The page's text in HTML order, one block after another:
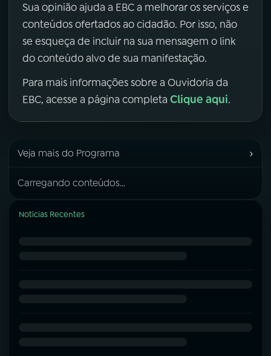
Sua opinião ajuda a EBC a melhorar os serviços e
conteúdos ofertados ao cidadão. Por isso, não
se esqueça de incluir na sua mensagem o link
do conteúdo alvo de sua manifestação.
Para mais informações sobre a Ouvidoria da
EBC, acesse a página completa Clique aqui.
Veja mais do Programa ›
Carregando conteúdos...
Notícias Recentes